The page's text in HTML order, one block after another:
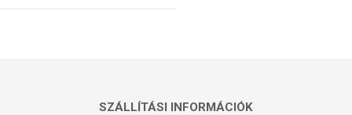
SZÁLLÍTÁSI INFORMÁCIÓK